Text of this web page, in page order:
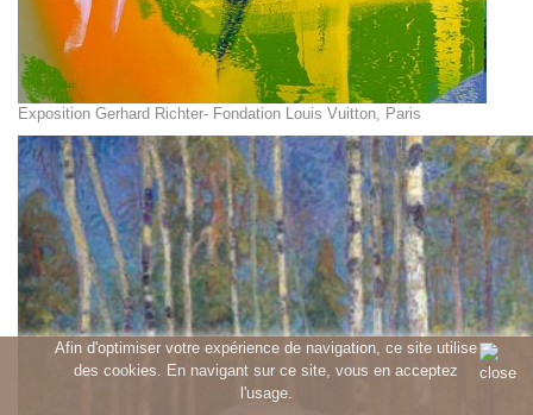
Afin d'optimiser votre expérience de navigation, ce site utilise
des cookies. En navigant sur ce site, vous en acceptez
l'usage.
Exposition Gerhard Richter- Fondation Louis Vuitton, Paris